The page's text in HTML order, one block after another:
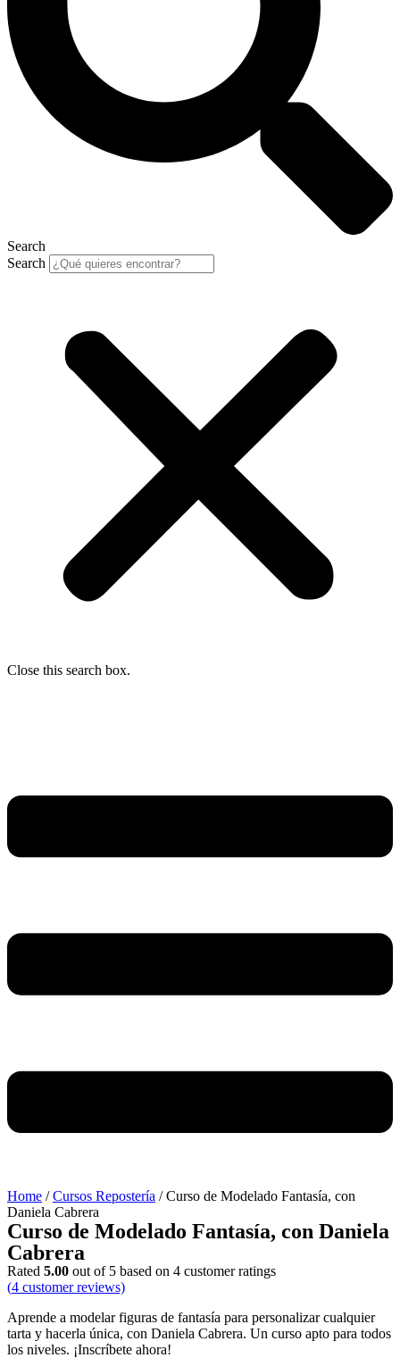
Search
Search
Close this search box.
Home /Cursos Repostería / Curso de Modelado Fantasía, con
Daniela Cabrera
Curso de Modelado Fantasía, con Daniela
Cabrera
Rated 5.00 out of 5 based on 4 customer ratings
(4 customer reviews)
Aprende a modelar figuras de fantasía para personalizar cualquier
tarta y hacerla única, con Daniela Cabrera. Un curso apto para todos
los niveles. ¡Inscríbete ahora!